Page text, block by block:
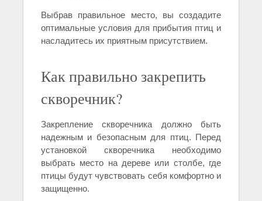
Выбрав правильное место, вы создадите
оптимальные условия для прибытия птиц и
насладитесь их приятным присутствием.
Как правильно закрепить
скворечник?
Закрепление скворечника должно быть
надежным и безопасным для птиц. Перед
установкой скворечника необходимо
выбрать место на дереве или столбе, где
птицы будут чувствовать себя комфортно и
защищенно.